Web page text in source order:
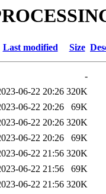
Last modified Size
-
06-22 20:26 320K
06-22 20:26
69K
06-22 20:26 320K
06-22 20:26
69K
06-22 21:56 320K
06-22 21:56
69K
06-22 21:56 320K